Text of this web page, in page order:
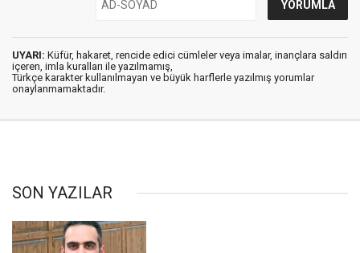
UYARI: Küfür, hakaret, rencide edici cümleler veya imalar, inançlara saldırı
içeren, imla kuralları ile yazılmamış,
Türkçe karakter kullanılmayan ve büyük harflerle yazılmış yorumlar
onaylanmamaktadır.
SON YAZILAR